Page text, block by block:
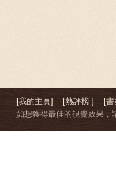
[我的主頁] [熱評榜 ] [書
如想獲得最佳的視覺效果